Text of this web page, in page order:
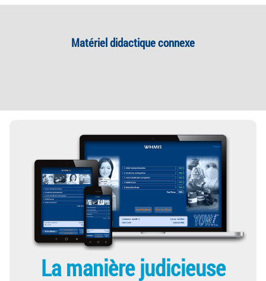
Matériel didactique connexe
La manière judicieuse